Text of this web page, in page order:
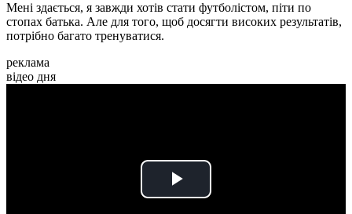
Мені здається, я завжди хотів стати футболістом, піти по
стопах батька. Але для того, щоб досягти високих результатів,
потрібно багато тренуватися.
реклама
відео дня
Play